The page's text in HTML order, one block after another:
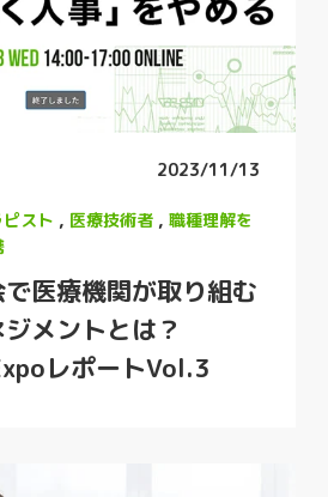
2023/11/13
スト , 医療技術者 , 職種理解を
医療機関が取り組む
メントとは？
レポートVol.3